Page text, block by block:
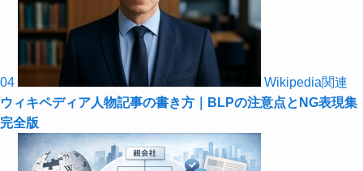
04
Wikipedia関連
ウィキペディア人物記事の書き方｜BLPの注意点とNG表現集
完全版